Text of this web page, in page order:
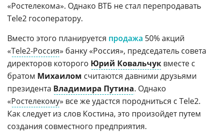
«Ростелекома». Однако ВТБ не стал перепродавать
Tele2 госоператору.
Вместо этого планируется продажа 50% акций
«Tele2-Россия» банку «Россия», председатель совета
директоров которого Юрий Ковальчук вместе с
братом Михаилом считаются давними друзьями
президента Владимира Путина. Однако
«Ростелекому» все же удастся породниться с Tele2.
Как следует из слов Костина, это произойдет путем
создания совместного предприятия.